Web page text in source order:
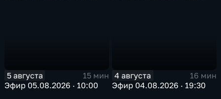
5 августа
15 мин
Эфир 05.08.2026 · 10:00
4 августа
16 мин
Эфир 04.08.2026 · 19:30